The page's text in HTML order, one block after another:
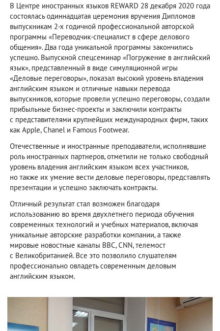
В Центре иностранных языков REWARD 28 декабря 2020 года
состоялась одиннадцатая церемония вручения Дипломов
выпускникам 2-х годичной профессиональной авторской
программы «Переводчик-специалист в сфере делового
общения». Два года уникальной программы закончились
успешно. Выпускной спецсеминар «Погружение в английский
язык», представленный в виде симуляционной игры
«Деловые переговоры», показал высокий уровень владения
английским языком и отличные навыки перевода
выпускников, которые провели успешно переговоры, создали
прибыльные бизнес-проекты и заключили контракты
с представителями крупнейших международных фирм, таких
как Apple, Chanel и Famous Footwear.
Отечественные и иностранные преподаватели, исполнявшие
роль иностранных партнеров, отметили не только свободный
уровень владения английским языком всех участников,
но также их умение вести деловые переговоры, представлять
презентации и успешно заключать контракты.
Отличный результат стал возможен благодаря
использованию во время двухлетнего периода обучения
современных технологий и учебных материалов, включая
уникальные авторские разработки компании, а также
мировые новостные каналы BBC, CNN, телемост
с Великобританией. Все это позволило слушателям
профессионально овладеть современным деловым
английским языком.